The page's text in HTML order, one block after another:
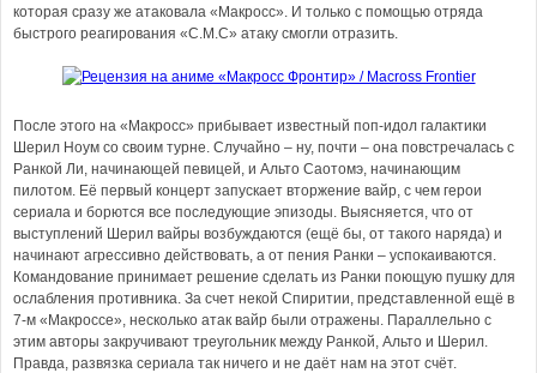
которая сразу же атаковала «Макросс». И только с помощью отряда
быстрого реагирования «С.М.С» атаку смогли отразить.
После этого на «Макросс» прибывает известный поп-идол галактики
Шерил Ноум со своим турне. Случайно – ну, почти – она повстречалась с
Ранкой Ли, начинающей певицей, и Альто Саотомэ, начинающим
пилотом. Её первый концерт запускает вторжение вайр, с чем герои
сериала и борются все последующие эпизоды. Выясняется, что от
выступлений Шерил вайры возбуждаются (ещё бы, от такого наряда) и
начинают агрессивно действовать, а от пения Ранки – успокаиваются.
Командование принимает решение сделать из Ранки поющую пушку для
ослабления противника. За счет некой Спиритии, представленной ещё в
7-м «Макроссе», несколько атак вайр были отражены. Параллельно с
этим авторы закручивают треугольник между Ранкой, Альто и Шерил.
Правда, развязка сериала так ничего и не даёт нам на этот счёт.